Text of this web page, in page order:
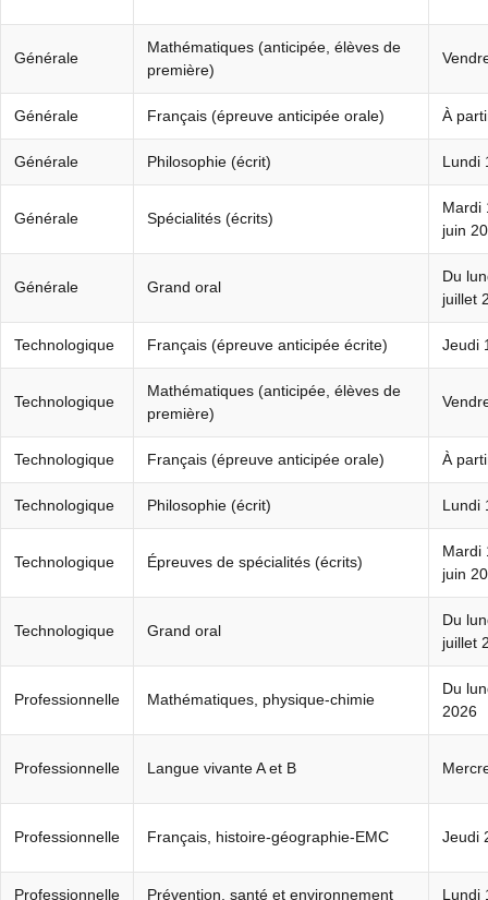
Générale
Mathématiques (anticipée, élèves de
première)
Générale Français (épreuve anticipée orale) À
Générale Philosophie (écrit) Lundi
Générale Spécialités (écrits)
Mardi
juin
Générale Grand oral
Du
juillet
Technologique Français (épreuve anticipée écrite) Jeudi
Technologique
Mathématiques (anticipée, élèves de
première)
Technologique Français (épreuve anticipée orale) À
Technologique Philosophie (écrit) Lundi
Technologique Épreuves de spécialités (écrits)
Mardi
juin
Technologique Grand oral
Du
juillet
Professionnelle Mathématiques, physique-chimie
Du
2026
Professionnelle Langue vivante A et B
Professionnelle Français, histoire-géographie-EMC Jeudi
Professionnelle Prévention, santé et environnement Lundi